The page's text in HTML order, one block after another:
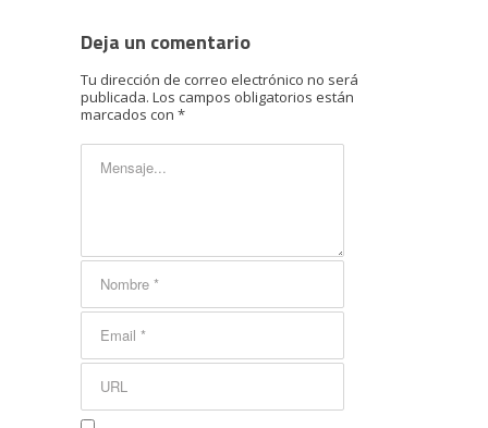
Deja un comentario
Tu dirección de correo electrónico no será
publicada. Los campos obligatorios están
marcados con *